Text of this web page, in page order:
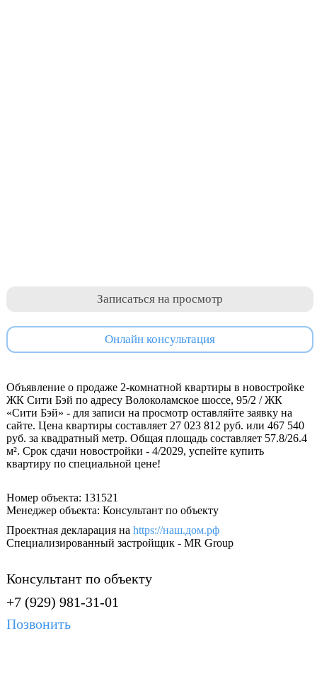
Записаться на просмотр
Онлайн консультация
Объявление о продаже 2-комнатной квартиры в новостройке
ЖК Сити Бэй по адресу Волоколамское шоссе, 95/2 / ЖК
«Сити Бэй» - для записи на просмотр оставляйте заявку на
сайте. Цена квартиры составляет 27 023 812 руб. или 467 540
руб. за квадратный метр. Общая площадь составляет 57.8/26.4
м². Срок сдачи новостройки - 4/2029, успейте купить
квартиру по специальной цене!
Номер объекта: 131521
Менеджер объекта: Консультант по объекту
Проектная декларация на https://наш.дом.рф
Специализированный застройщик - MR Group
Консультант по объекту
+7 (929) 981-31-01
Позвонить